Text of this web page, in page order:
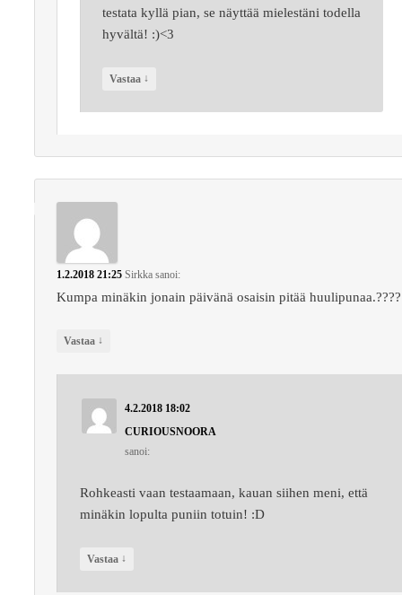
testata kyllä pian, se näyttää mielestäni todella
hyvältä! :)<3
Vastaa ↓
1.2.2018 21:25 Sirkka sanoi:
Kumpa minäkin jonain päivänä osaisin pitää huulipunaa.????
Vastaa ↓
4.2.2018 18:02
CURIOUSNOORA
sanoi:
Rohkeasti vaan testaamaan, kauan siihen meni, että
minäkin lopulta puniin totuin! :D
Vastaa ↓